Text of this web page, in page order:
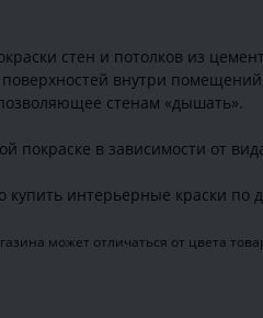
стен и потолков из
внутри помещений.
стенам «дышать».
покраске в зависимости от
интерьерные краски по
может отличаться от цвета